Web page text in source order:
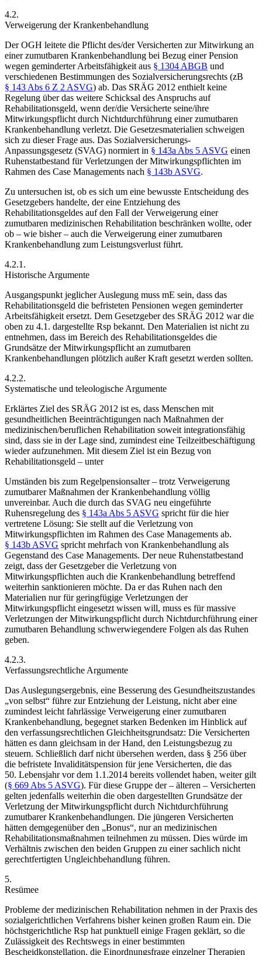
4.2.
Verweigerung der Krankenbehandlung
Der OGH leitete die Pflicht des/der Versicherten zur Mitwirkung an
einer zumutbaren Krankenbehandlung bei Bezug einer Pension
wegen geminderter Arbeitsfähigkeit aus § 1304 ABGB und
verschiedenen Bestimmungen des Sozialversicherungsrechts (zB
§ 143 Abs 6 Z 2 ASVG) ab. Das SRÄG 2012 enthielt keine
Regelung über das weitere Schicksal des Anspruchs auf
Rehabilitationsgeld, wenn der/die Versicherte seine/ihre
Mitwirkungspflicht durch Nichtdurchführung einer zumutbaren
Krankenbehandlung verletzt. Die Gesetzesmaterialien schweigen
sich zu dieser Frage aus. Das Sozialversicherungs-
Anpassungsgesetz (SVAG) normiert in § 143a Abs 5 ASVG einen
Ruhenstatbestand für Verletzungen der Mitwirkungspflichten im
Rahmen des Case Managements nach § 143b ASVG.
Zu untersuchen ist, ob es sich um eine bewusste Entscheidung des
Gesetzgebers handelte, der eine Entziehung des
Rehabilitationsgeldes auf den Fall der Verweigerung einer
zumutbaren medizinischen Rehabilitation beschränken wollte, oder
ob – wie bisher – auch die Verweigerung einer zumutbaren
Krankenbehandlung zum Leistungsverlust führt.
4.2.1.
Historische Argumente
Ausgangspunkt jeglicher Auslegung muss mE sein, dass das
Rehabilitationsgeld die befristeten Pensionen wegen geminderter
Arbeitsfähigkeit ersetzt. Dem Gesetzgeber des SRÄG 2012 war die
oben zu 4.1. dargestellte Rsp bekannt. Den Materialien ist nicht zu
entnehmen, dass im Bereich des Rehabilitationsgeldes die
Grundsätze der Mitwirkungspflicht an zumutbaren
Krankenbehandlungen plötzlich außer Kraft gesetzt werden sollten.
4.2.2.
Systematische und teleologische Argumente
Erklärtes Ziel des SRÄG 2012 ist es, dass Menschen mit
gesundheitlichen Beeinträchtigungen nach Maßnahmen der
medizinischen/beruflichen Rehabilitation soweit integrationsfähig
sind, dass sie in der Lage sind, zumindest eine Teilzeitbeschäftigung
wieder aufzunehmen. Mit diesem Ziel ist ein Bezug von
Rehabilitationsgeld – unter
Umständen bis zum Regelpensionsalter – trotz Verweigerung
zumutbarer Maßnahmen der Krankenbehandlung völlig
unvereinbar. Auch die durch das SVAG neu eingeführte
Ruhensregelung des § 143a Abs 5 ASVG spricht für die hier
vertretene Lösung: Sie stellt auf die Verletzung von
Mitwirkungspflichten im Rahmen des Case Managements ab.
§ 143b ASVG spricht mehrfach von Krankenbehandlung als
Gegenstand des Case Managements. Der neue Ruhenstatbestand
zeigt, dass der Gesetzgeber die Verletzung von
Mitwirkungspflichten auch die Krankenbehandlung betreffend
weiterhin sanktionieren möchte. Da er das Ruhen nach den
Materialien nur für geringfügige Verletzungen der
Mitwirkungspflicht eingesetzt wissen will, muss es für massive
Verletzungen der Mitwirkungspflicht durch Nichtdurchführung einer
zumutbaren Behandlung schwerwiegendere Folgen als das Ruhen
geben.
4.2.3.
Verfassungsrechtliche Argumente
Das Auslegungsergebnis, eine Besserung des Gesundheitszustandes
„von selbst“ führe zur Entziehung der Leistung, nicht aber eine
zumindest leicht fahrlässige Verweigerung einer zumutbaren
Krankenbehandlung, begegnet starken Bedenken im Hinblick auf
den verfassungsrechtlichen Gleichheitsgrundsatz: Die Versicherten
hätten es dann gleichsam in der Hand, den Leistungsbezug zu
steuern. Schließlich darf nicht übersehen werden, dass § 256 über
die befristete Invaliditätspension für jene Versicherten, die das
50. Lebensjahr vor dem 1.1.2014 bereits vollendet haben, weiter gilt
(§ 669 Abs 5 ASVG). Für diese Gruppe der – älteren – Versicherten
gelten jedenfalls weiterhin die oben dargestellten Grundsätze der
Verletzung der Mitwirkungspflicht durch Nichtdurchführung
zumutbarer Krankenbehandlungen. Die jüngeren Versicherten
hätten demgegenüber den „Bonus“, nur an medizinischen
Rehabilitationsmaßnahmen teilnehmen zu müssen. Dies würde im
Verhältnis zwischen den beiden Gruppen zu einer sachlich nicht
gerechtfertigten Ungleichbehandlung führen.
5.
Resümee
Probleme der medizinischen Rehabilitation nehmen in der Praxis des
sozialgerichtlichen Verfahrens bisher keinen großen Raum ein. Die
höchstgerichtliche Rsp hat punktuell einige Fragen geklärt, so die
Zulässigkeit des Rechtswegs in einer bestimmten
Bescheidkonstellation, die Einordnungsfrage einzelner Therapien